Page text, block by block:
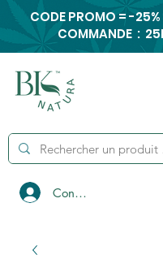
Connexion
CODE PROMO = -25%
COMMANDE :